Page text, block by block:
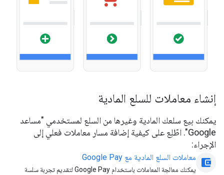
إنشاء معاملات للسلع المادية
يمكنك بيع سلعك المادية وغيرها من السلع لمستخدمي "مساعد
Google". اطّلِع على كيفية إضافة مسار معاملات فعلي إلى
الإجراء:
account_balance_wallet معاملات السلع المادية مع Google Pay
يمكنك معالجة المعاملات باستخدام Google Pay لتقديم تجربة سلسة